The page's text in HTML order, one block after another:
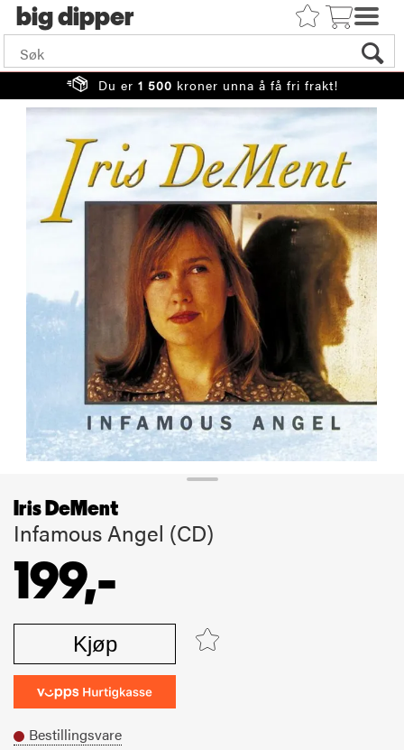
big
Du er 1 500 kroner unna å få fri frakt!
Iris DeMent
Infamous Angel (CD)
199,-
Kjøp
Bestillingsvare